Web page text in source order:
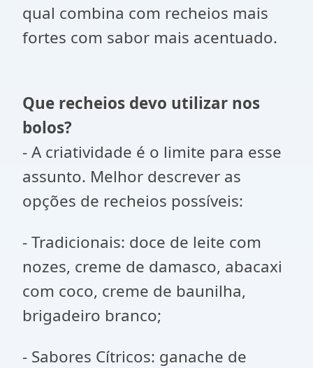
qual combina com recheios mais
fortes com sabor mais acentuado.
Que recheios devo utilizar nos
bolos?
- A criatividade é o limite para esse
assunto. Melhor descrever as
opções de recheios possíveis:
- Tradicionais: doce de leite com
nozes, creme de damasco, abacaxi
com coco, creme de baunilha,
brigadeiro branco;
- Sabores Cítricos: ganache de